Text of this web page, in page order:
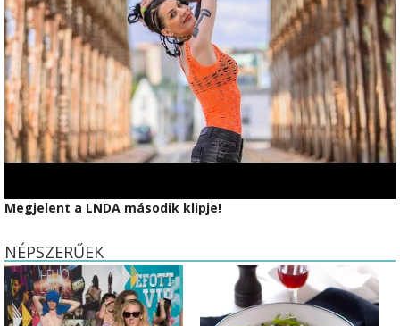
Megjelent a LNDA második klipje!
NÉPSZERŰEK